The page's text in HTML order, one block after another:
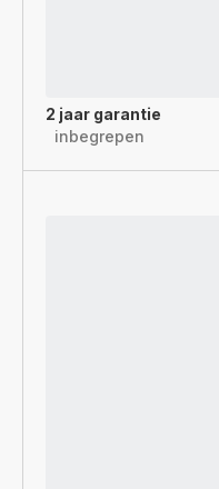
2 jaar garantie
inbegrepen